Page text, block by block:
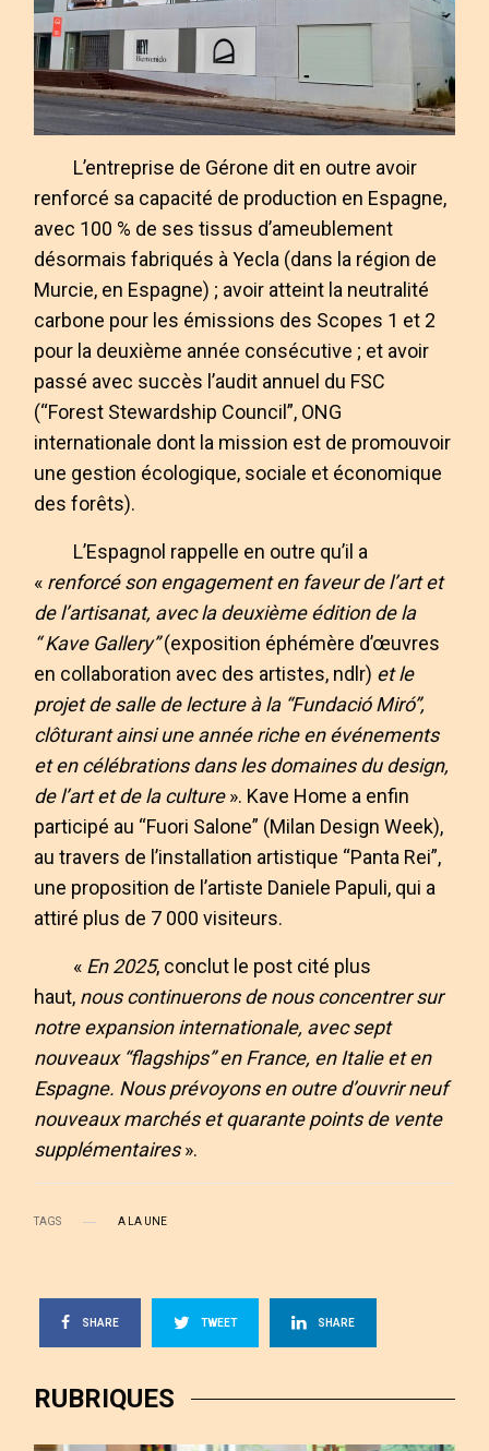
L’entreprise de Gérone dit en outre avoir
renforcé sa capacité de production en Espagne,
avec 100 % de ses tissus d’ameublement
désormais fabriqués à Yecla (dans la région de
Murcie, en Espagne) ; avoir atteint la neutralité
carbone pour les émissions des Scopes 1 et 2
pour la deuxième année consécutive ; et avoir
passé avec succès l’audit annuel du FSC
(“Forest Stewardship Council”, ONG
internationale dont la mission est de promouvoir
une gestion écologique, sociale et économique
des forêts).
L’Espagnol rappelle en outre qu’il a
« renforcé son engagement en faveur de l’art et
de l’artisanat, avec la deuxième édition de la
“ Kave Gallery”(exposition éphémère d’œuvres
en collaboration avec des artistes, ndlr) et le
projet de salle de lecture à la “Fundació Miró”,
clôturant ainsi une année riche en événements
et en célébrations dans les domaines du design,
de l’art et de la culture». Kave Home a enfin
participé au “Fuori Salone” (Milan Design Week),
au travers de l’installation artistique “Panta Rei”,
une proposition de l’artiste Daniele Papuli, qui a
attiré plus de 7 000 visiteurs.
« En 2025, conclut le post cité plus
haut, nous continuerons de nous concentrer sur
notre expansion internationale, avec sept
nouveaux “flagships” en France, en Italie et en
Espagne. Nous prévoyons en outre d’ouvrir neuf
nouveaux marchés et quarante points de vente
supplémentaires».
TAGS A LA UNE
SHARE TWEET SHARE
RUBRIQUES